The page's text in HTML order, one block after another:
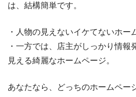
は、結構簡単です。
・人物の見えないイケてないホー
・一方では、店主がしっかり情報
見える綺麗なホームページ。
あなたなら、どっちのホームペー